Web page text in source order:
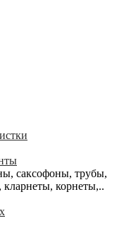
саксофоны, трубы,
корнеты,..